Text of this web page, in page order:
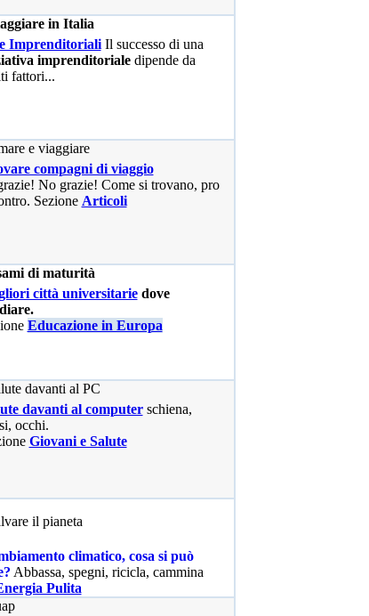
ImprenditorialiIl successo di una
imprenditorialedipende da
fattori...
compagni di viaggio
No grazie! Come si trovano, pro
Sezione Articoli
città universitariedove
Educazione in Europa
davanti al computerschiena,
occhi.
Giovani e Salute
climatico, cosa si può
Abbassa, spegni, ricicla, cammina
Pulita